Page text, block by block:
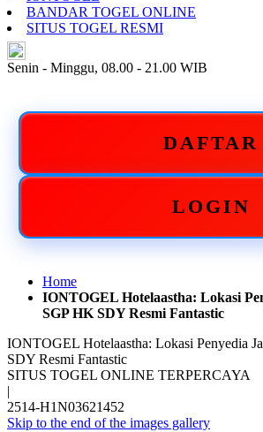
BANDAR TOGEL ONLINE
SITUS TOGEL RESMI
Senin - Minggu, 08.00 - 21.00 WIB
DAFTAR
LOGIN
Home
IONTOGEL Hotelaastha: Lokasi
SGP HK SDY Resmi Fantastic
IONTOGEL Hotelaastha: Lokasi Penyedia
SDY Resmi Fantastic
SITUS TOGEL ONLINE TERPERCAYA
|
2514-H1N03621452
Skip to the end of the images gallery